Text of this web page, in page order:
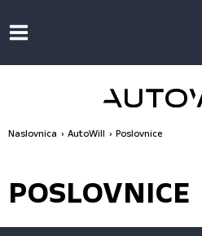
Naslovnica AutoWill Poslovnice
POSLOVNICE